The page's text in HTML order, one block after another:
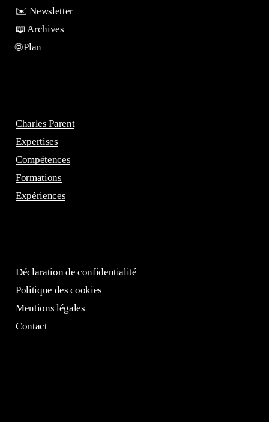
✉️Newsletter
📖Archives
🌐Plan
Charles Parent
Expertises
Compétences
Formations
Expériences
Déclaration de confidentialité
Politique des cookies
Mentions légales
Contact